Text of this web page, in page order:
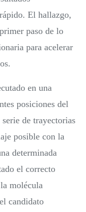
El hallazgo,
paso de lo
para acelerar
en una
posiciones del
de trayectorias
posible con la
determinada
el correcto
molécula
candidato